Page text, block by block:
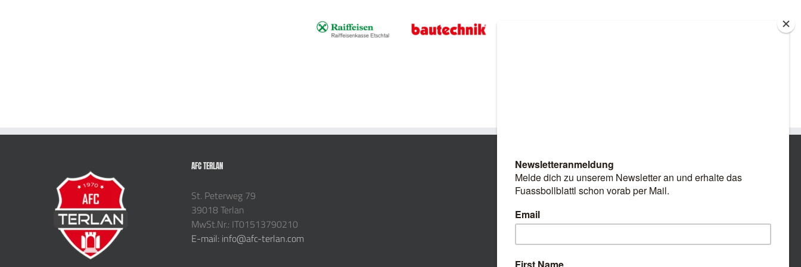
AFC TERLAN
St. Peterweg 79
39018 Terlan
MwSt.Nr.: IT01513790210
E-mail: info@afc-terlan.com